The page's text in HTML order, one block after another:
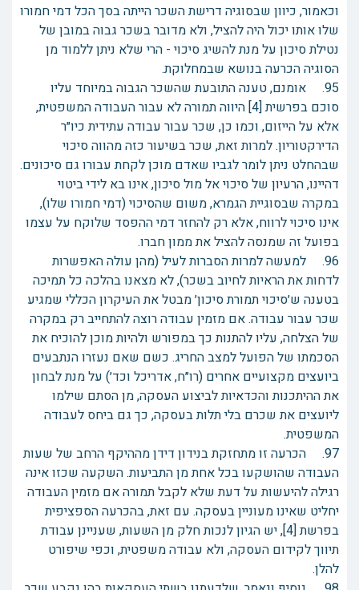
וכאמור, כיוון שבסוגיה דרישת השכר הייתה בסך הכל דמי חמורו
שלו אותו יכול היה להציל, ולא מדובר בשכר גבוה במובן של
נטילת סיכון על מנת להשיג סיכוי - הרי שלא ניתן ללמוד מן
הסוגיה הכרעה בנושא שבמחלוקת.
95. אומנם, טענה התובעת שהשכר הגבוה במיוחד עליו
סוכם בפרשית [4] היווה תמורה לא עבור העבודה המשפטית,
אלא על הייזום, וכמו כן, שכר עבור עבודה עתידית כיו״ר
הדירקטוריון. למרות זאת, שכר בשיעור כזה מהווה סיכוי
שבהחלט ניתן לומר לגביו שאדם מוכן לקחת עבורו גם סיכונים.
דהיינו, הרעיון של סיכוי אל מול סיכון, אינו בא לידי ביטוי
במקרה שבסוגיית הגמרא, משום שהסיכוי (דמי חמורו שלו),
אינו סיכוי לרווח, אלא רק להחזר דמי ההפסד שלוקח על עצמו
בפועל זה שמנסה להציל את ממון חברו.
96. למעשה למרות הסברות לעיל (מהן עולה האפשרות
לדחות את הראיות לחיוב בשכר), לא מצאנו בהלכה כל תמיכה
בטענה ש׳סיכוי תמורת סיכון׳ מבטל את העיקרון הכללי שמגיע
שכר עבור עבודה. אם מזמין עבודה רוצה להתחייב רק במקרה
של הצלחה, עליו להתנות כך במפורש ולהיות מוכן להוכיח את
הסכמתו של הפועל למצב החריג. כשם שאם נעזרו הנתבעים
ביועצים מקצועיים אחרים (רו״ח, אדריכל וכד׳) על מנת לבחון
את ההיתכנות והכדאיות לביצוע העסקה, מן הסתם שילמו
ליועצים את שכרם בלי תלות בעסקה, כך גם ביחס לעבודה
המשפטית.
97. הכרעה זו מתחזקת בנידון דידן מההיקף הרחב של שעות
העבודה שהושקעו בכל אחת מן התביעות. השקעה שכזו אינה
רגילה להיעשות על דעת שלא לקבל תמורה אם מזמין העבודה
יחליט שאינו מעוניין בעסקה. עם זאת, בהכרעה הספציפית
בפרשת [4], יש הגיון לנכות חלק מן השעות, שעניינן עבודת
תיווך לקידום העסקה, ולא עבודה משפטית, וכפי שיפורט
להלן.